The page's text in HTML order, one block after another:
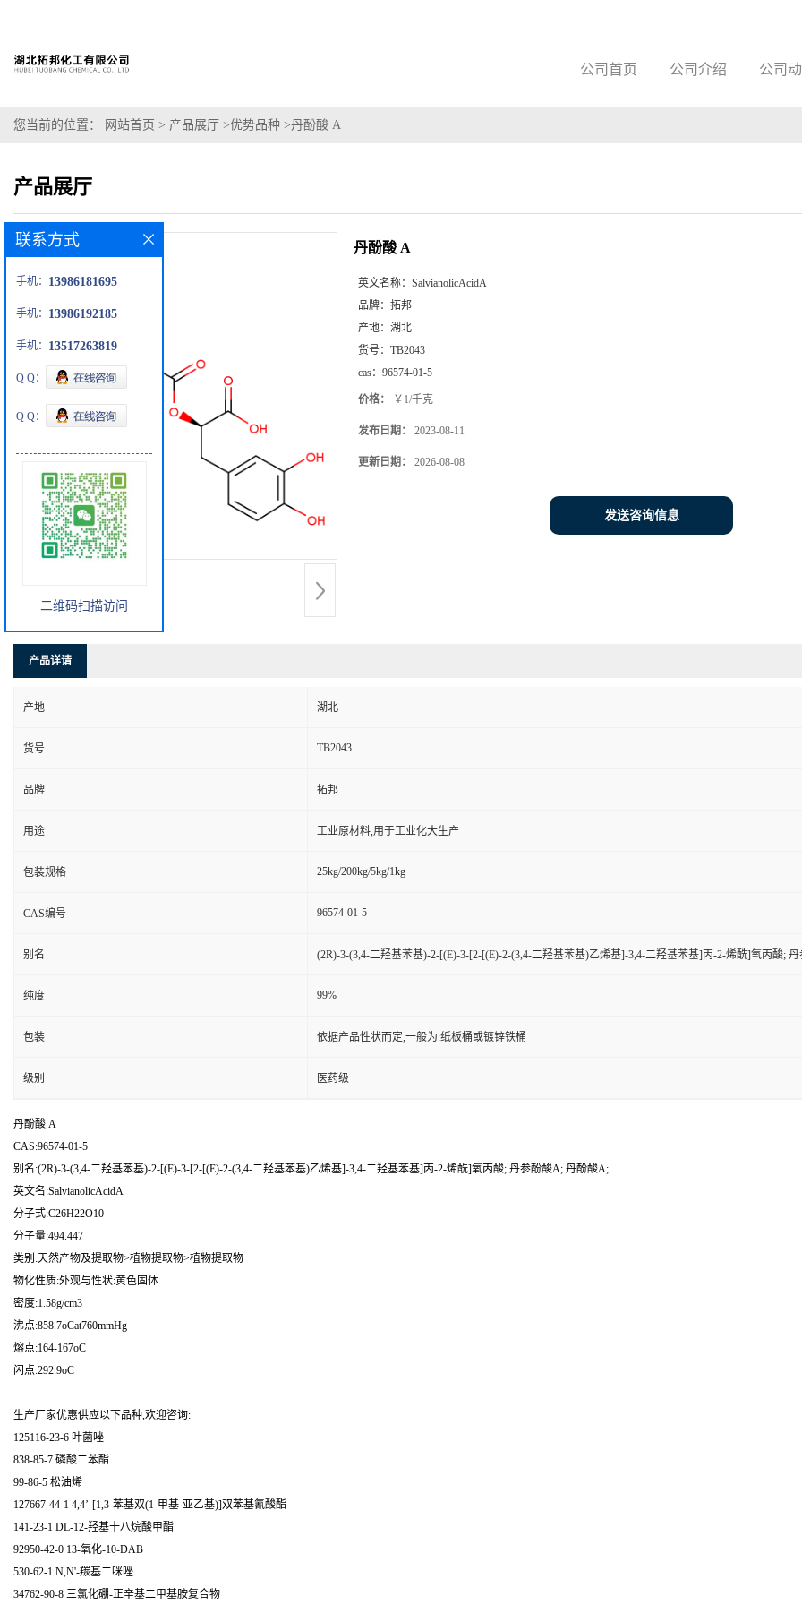
公司首页 公司介绍 公司
您当前的位置： 网站首页 > 产品展厅 >优势品种 >丹酚酸 A
产品展厅
丹酚酸 A
英文名称： SalvianolicAcidA
品牌： 拓邦
产地： 湖北
货号： TB2043
cas： 96574-01-5
价格： ￥1/千克
发布日期： 2023-08-11
更新日期： 2026-08-08
发送咨询信息
产品详请
产地 湖北
货号 TB2043
品牌 拓邦
用途 工业原材料,用于工业化大生产
包装规格 25kg/200kg/5kg/1kg
CAS编号 96574-01-5
别名 (2R)-3-(3,4-二羟基苯基)-2-[(E)-3-[2-[(E)-2-(3,4-二羟基苯基)乙烯基]-3,4-二羟基苯基]丙-2-烯酰]氧丙酸;
纯度 99%
包装 依据产品性状而定,一般为:纸板桶或镀锌铁桶
级别 医药级
丹酚酸 A
CAS:96574-01-5
别名:(2R)-3-(3,4-二羟基苯基)-2-[(E)-3-[2-[(E)-2-(3,4-二羟基苯基)乙烯基]-3,4-二羟基苯基]丙-2-烯酰]氧丙酸; 丹参酚酸A; 丹酚酸A;
英文名:SalvianolicAcidA
分子式:C26H22O10
分子量:494.447
类别:天然产物及提取物>植物提取物>植物提取物
物化性质:外观与性状:黄色固体
密度:1.58g/cm3
沸点:858.7oCat760mmHg
熔点:164-167oC
闪点:292.9oC
生产厂家优惠供应以下品种,欢迎咨询:
125116-23-6 叶菌唑
838-85-7 磷酸二苯酯
99-86-5 松油烯
127667-44-1 4,4’-[1,3-苯基双(1-甲基-亚乙基)]双苯基氰酸酯
141-23-1 DL-12-羟基十八烷酸甲酯
92950-42-0 13-氧化-10-DAB
530-62-1 N,N'-羰基二咪唑
34762-90-8 三氯化硼-正辛基二甲基胺复合物
联系方式
手机： 13986181695
手机： 13986192185
手机： 13517263819
Q Q：
Q Q：
二维码扫描访问